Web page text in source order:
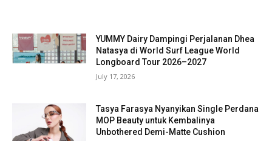
YUMMY Dairy Dampingi Perjalanan Dhea
Natasya di World Surf League World
Longboard Tour 2026–2027
July 17, 2026
Tasya Farasya Nyanyikan Single Perdana
MOP Beauty untuk Kembalinya
Unbothered Demi-Matte Cushion